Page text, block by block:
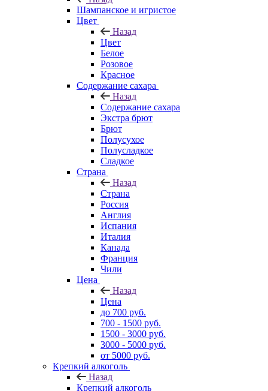
Шампанское и игристое
Цвет
Назад
Цвет
Белое
Розовое
Красное
Содержание сахара
Назад
Содержание сахара
Экстра брют
Брют
Полусухое
Полусладкое
Сладкое
Страна
Назад
Страна
Россия
Англия
Испания
Италия
Канада
Франция
Чили
Цена
Назад
Цена
до 700 руб.
700 - 1500 руб.
1500 - 3000 руб.
3000 - 5000 руб.
от 5000 руб.
Крепкий алкоголь
Назад
Крепкий алкоголь